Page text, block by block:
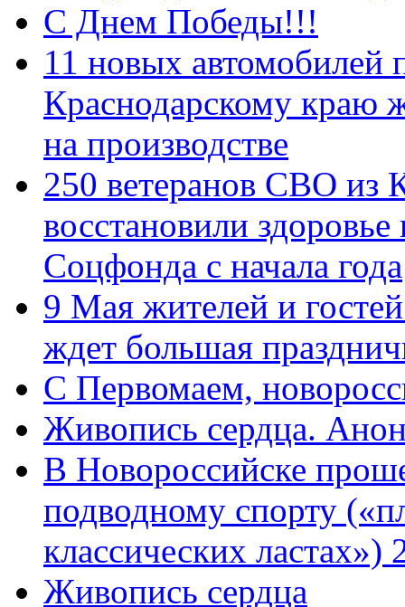
С Днем Победы!!!
11 новых автомобилей
Краснодарскому краю
на производстве
250 ветеранов СВО из
восстановили
Соцфонда с начала года
9 Мая жителей и
ждет большая
C Первомаем,
Живопись сердца.
В Новороссийске
подводному спорту
классических
Живопись сердца